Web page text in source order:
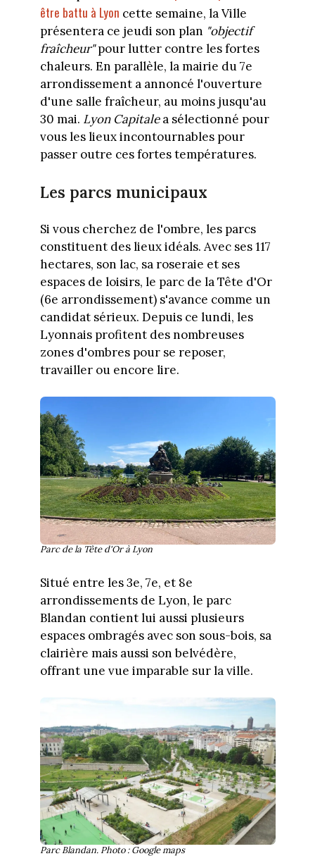
être battu à Lyon cette semaine, la Ville
présentera ce jeudi son plan "objectif
fraîcheur"pour lutter contre les fortes
chaleurs. En parallèle, la mairie du 7e
arrondissement a annoncé l'ouverture
d'une salle fraîcheur, au moins jusqu'au
30 mai. Lyon Capitalea sélectionné pour
vous les lieux incontournables pour
passer outre ces fortes températures.
Les parcs municipaux
Si vous cherchez de l'ombre, les parcs
constituent des lieux idéals. Avec ses 117
hectares, son lac, sa roseraie et ses
espaces de loisirs, le parc de la Tête d'Or
(6e arrondissement) s'avance comme un
candidat sérieux. Depuis ce lundi, les
Lyonnais profitent des nombreuses
zones d'ombres pour se reposer,
travailler ou encore lire.
Parc de la Tête d'Or à Lyon
Situé entre les 3e, 7e, et 8e
arrondissements de Lyon, le parc
Blandan contient lui aussi plusieurs
espaces ombragés avec son sous-bois, sa
clairière mais aussi son belvédère,
offrant une vue imparable sur la ville.
Parc Blandan. Photo : Google maps